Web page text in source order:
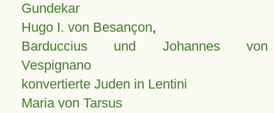
Gundekar
Hugo I. von Besançon,
Barduccius und Johannes von
Vespignano
konvertierte Juden in Lentini
Maria von Tarsus